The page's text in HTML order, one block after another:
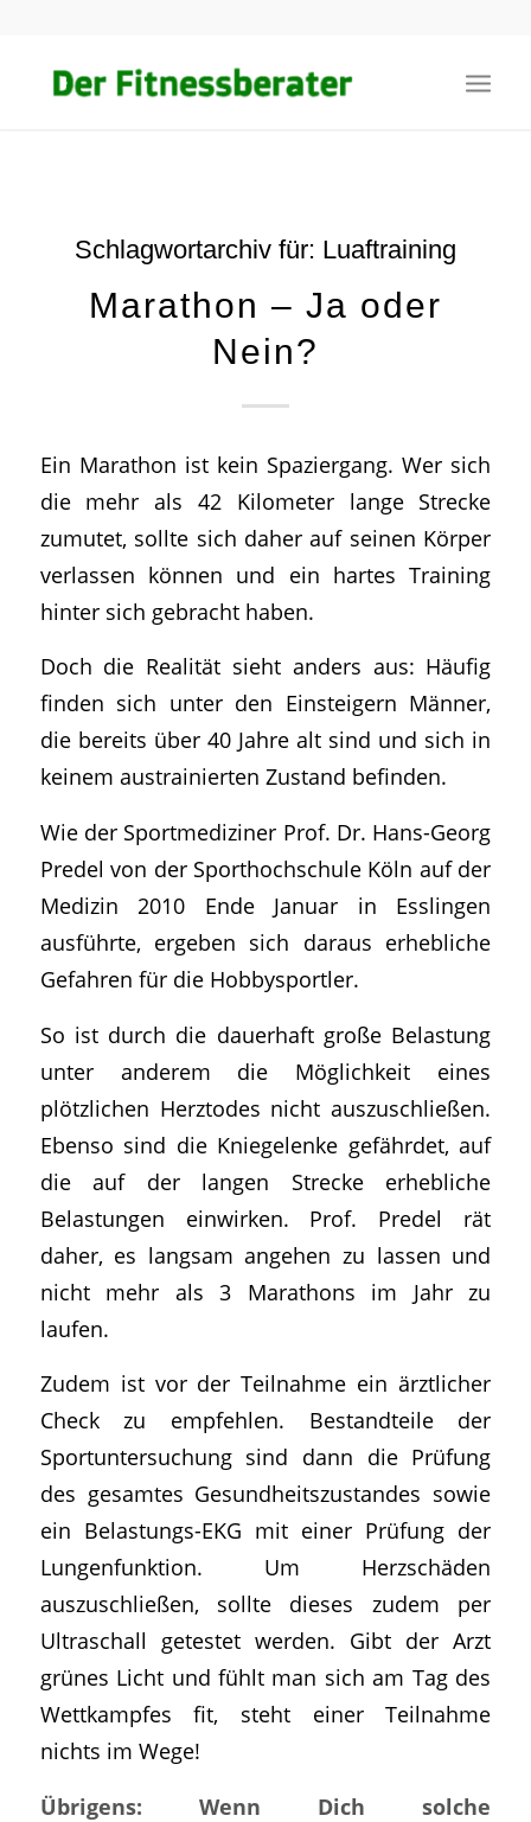
Schlagwortarchiv für: Luaftraining
Marathon – Ja oder
Nein?
Ein Marathon ist kein Spaziergang. Wer sich
die mehr als 42 Kilometer lange Strecke
zumutet, sollte sich daher auf seinen Körper
verlassen können und ein hartes Training
hinter sich gebracht haben.
Doch die Realität sieht anders aus: Häufig
finden sich unter den Einsteigern Männer,
die bereits über 40 Jahre alt sind und sich in
keinem austrainierten Zustand befinden.
Wie der Sportmediziner Prof. Dr. Hans-Georg
Predel von der Sporthochschule Köln auf der
Medizin 2010 Ende Januar in Esslingen
ausführte, ergeben sich daraus erhebliche
Gefahren für die Hobbysportler.
So ist durch die dauerhaft große Belastung
unter anderem die Möglichkeit eines
plötzlichen Herztodes nicht auszuschließen.
Ebenso sind die Kniegelenke gefährdet, auf
die auf der langen Strecke erhebliche
Belastungen einwirken. Prof. Predel rät
daher, es langsam angehen zu lassen und
nicht mehr als 3 Marathons im Jahr zu
laufen.
Zudem ist vor der Teilnahme ein ärztlicher
Check zu empfehlen. Bestandteile der
Sportuntersuchung sind dann die Prüfung
des gesamtes Gesundheitszustandes sowie
ein Belastungs-EKG mit einer Prüfung der
Lungenfunktion. Um Herzschäden
auszuschließen, sollte dieses zudem per
Ultraschall getestet werden. Gibt der Arzt
grünes Licht und fühlt man sich am Tag des
Wettkampfes fit, steht einer Teilnahme
nichts im Wege!
Übrigens: Wenn Dich solche